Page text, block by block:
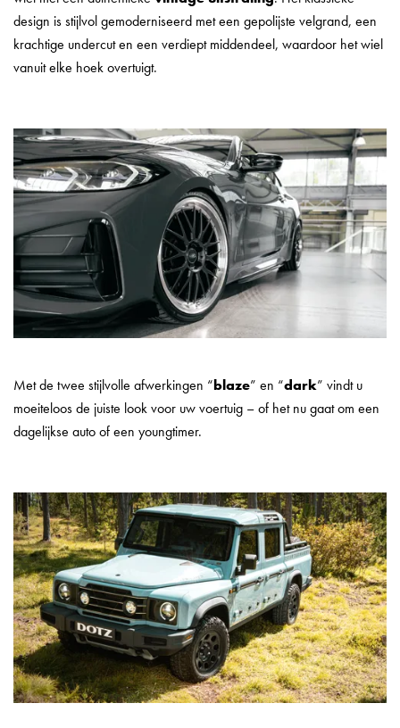
design is stijlvol gemoderniseerd met een gepolijste velgrand, een
krachtige undercut en een verdiept middendeel, waardoor het wiel
vanuit elke hoek overtuigt.
Met de twee stijlvolle afwerkingen “blaze” en “dark” vindt u
moeiteloos de juiste look voor uw voertuig – of het nu gaat om een
dagelijkse auto of een youngtimer.